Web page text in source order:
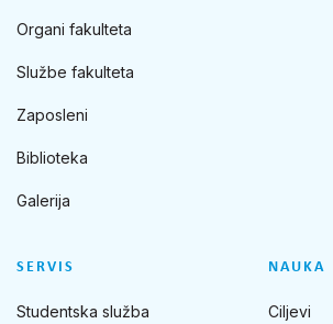
Organi fakulteta
Službe fakulteta
Zaposleni
Biblioteka
Galerija
SERVIS
Studentska služba
NAUKA
Ciljevi